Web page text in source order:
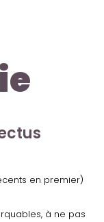
en premier)
à ne pas